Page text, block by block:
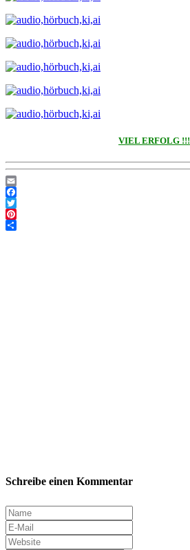
VIEL ERFOLG !!!
Email
Facebook
Twitter
Pinterest
Schreibe einen Kommentar